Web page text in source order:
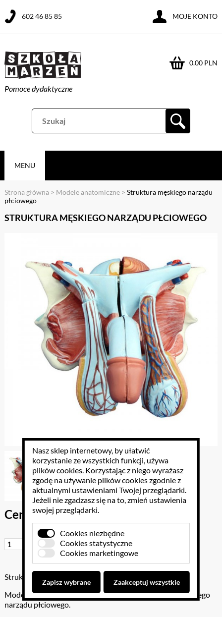
Pomoce dydaktyczne
0.00 PLN
602 46 85 85 MOJE KONTO
MENU
Strona główna > Modele anatomiczne> Struktura męskiego narządu
płciowego
STRUKTURA MĘSKIEGO NARZĄDU PŁCIOWEGO
Cena brutto: 590.00 PLN
Do koszyka
Struktura męskiego narządu płciowego
Model ukazuje strukturę wewnętrzną i zewnętrzną męskiego
narządu płciowego.
Nasz sklep internetowy, by ułatwić
korzystanie ze wszystkich funkcji, używa
plików cookies. Korzystając z niego wyrażasz
zgodę na używanie plików cookies zgodnie z
aktualnymi ustawieniami Twojej przeglądarki.
Jeżeli nie zgadzasz się na to, zmień ustawienia
swojej przeglądarki.
Cookies niezbędne
Cookies statystyczne
Cookies marketingowe
Zapisz wybrane Zaakceptuj wszystkie